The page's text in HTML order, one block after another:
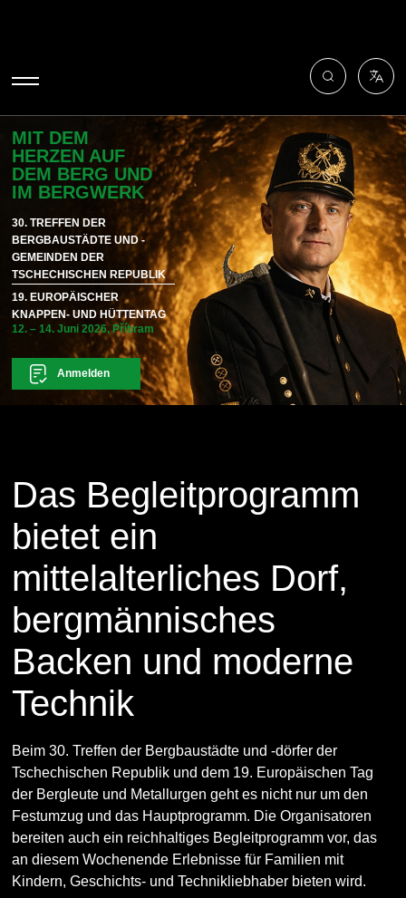
MIT DEM
HERZEN AUF
DEM BERG UND
IM BERGWERK
30. TREFFEN DER
BERGBAUSTÄDTE UND -
GEMEINDEN DER
TSCHECHISCHEN REPUBLIK
19. EUROPÄISCHER
KNAPPEN- UND HÜTTENTAG
12. – 14. Juni 2026, Příbram
Anmelden
Das Begleitprogramm
bietet ein
mittelalterliches Dorf,
bergmännisches
Backen und moderne
Technik
Beim 30. Treffen der Bergbaustädte und -dörfer der
Tschechischen Republik und dem 19. Europäischen Tag
der Bergleute und Metallurgen geht es nicht nur um den
Festumzug und das Hauptprogramm. Die Organisatoren
bereiten auch ein reichhaltiges Begleitprogramm vor, das
an diesem Wochenende Erlebnisse für Familien mit
Kindern, Geschichts- und Technikliebhaber bieten wird.